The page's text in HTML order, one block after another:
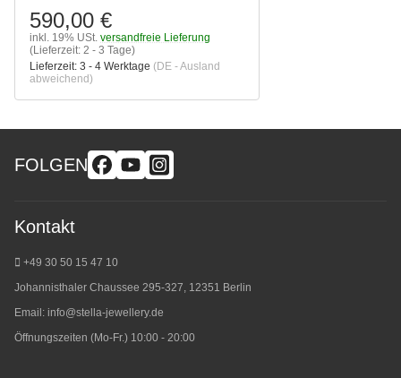
590,00 €
inkl. 19% USt. versandfreie Lieferung
(Lieferzeit: 2 - 3 Tage)
Lieferzeit: 3 - 4 Werktage (DE - Ausland
abweichend)
FOLGEN
Kontakt
+49 30 50 15 47 10
Johannisthaler Chaussee 295-327, 12351 Berlin
Email: info@stella-jewellery.de
Öffnungszeiten (Mo-Fr.) 10:00 - 20:00